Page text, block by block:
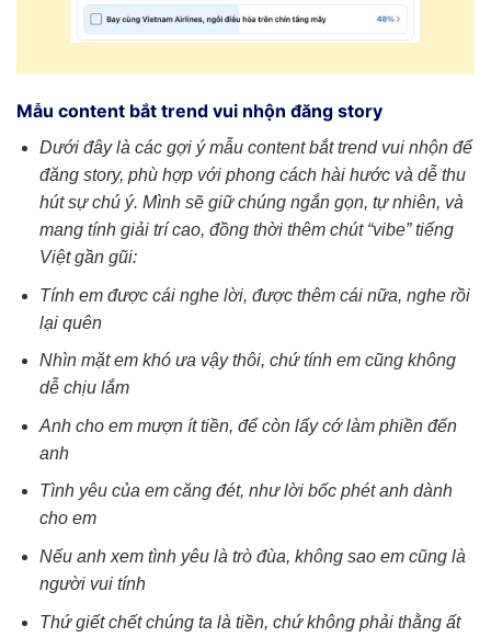
Mẫu content bắt trend vui nhộn đăng story
Dưới đây là các gợi ý mẫu content bắt trend vui nhộn để
đăng story, phù hợp với phong cách hài hước và dễ thu
hút sự chú ý. Mình sẽ giữ chúng ngắn gọn, tự nhiên, và
mang tính giải trí cao, đồng thời thêm chút “vibe” tiếng
Việt gần gũi:
Tính em được cái nghe lời, được thêm cái nữa, nghe rồi
lại quên
Nhìn mặt em khó ưa vậy thôi, chứ tính em cũng không
dễ chịu lắm
Anh cho em mượn ít tiền, để còn lấy cớ làm phiền đến
anh
Tình yêu của em căng đét, như lời bốc phét anh dành
cho em
Nếu anh xem tình yêu là trò đùa, không sao em cũng là
người vui tính
Thứ giết chết chúng ta là tiền, chứ không phải thằng ất